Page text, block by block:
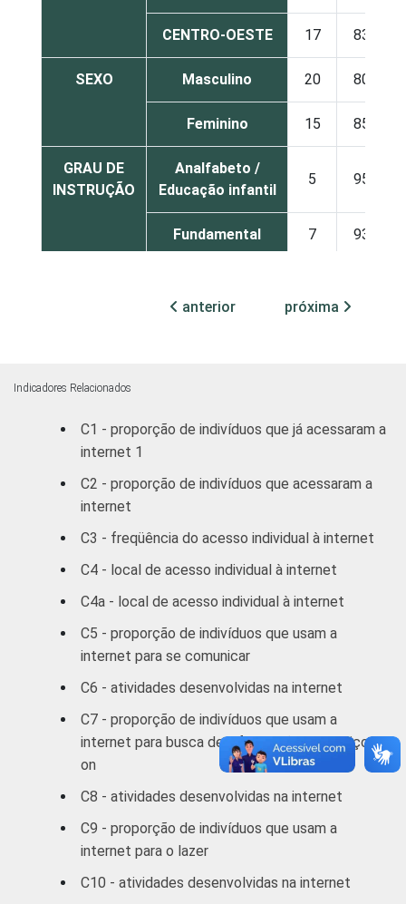
CENTRO-OESTE 17 83
SEXO Masculino 20 80
Feminino 15 85
GRAU DE
INSTRUÇÃO
Analfabeto /
Educação infantil
5 95
Fundamental 7 93
ETÁRIA
De 45 a 59 anos 26 74
mais
RENDA
Até 1 SM
2 SM - 3 SM 14 86
3 SM - 5 SM 23
5 SM - 10 SM 30
10 SM ou + 48
anterior próxima
Indicadores Relacionados
C1 - proporção de indivíduos que já acessaram a
internet 1
C2 - proporção de indivíduos que acessaram a
internet
C3 - freqüência do acesso individual à internet
C4 - local de acesso individual à internet
C4a - local de acesso individual à internet
C5 - proporção de indivíduos que usam a
internet para se comunicar
C6 - atividades desenvolvidas na internet
C7 - proporção de indivíduos que usam a
internet para busca de informações e serviços
on
C8 - atividades desenvolvidas na internet
C9 - proporção de indivíduos que usam a
internet para o lazer
C10 - atividades desenvolvidas na internet